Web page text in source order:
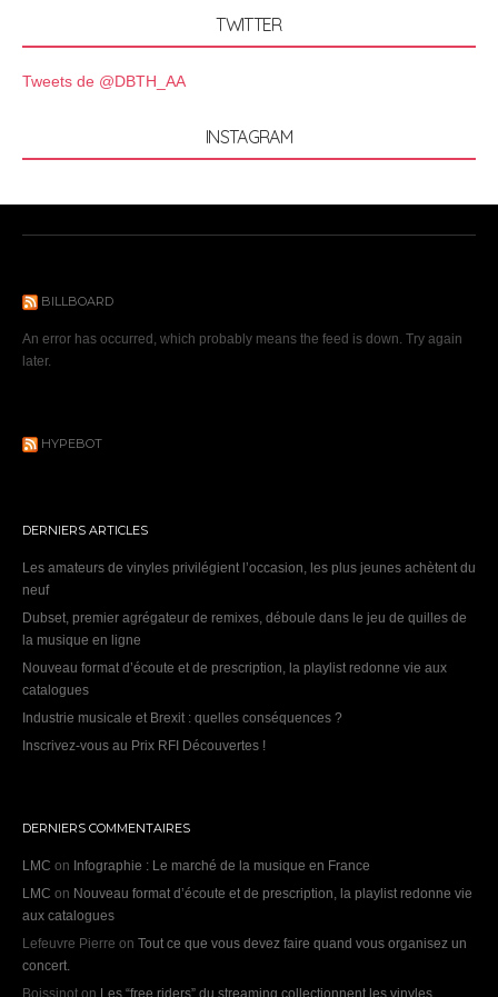
TWITTER
Tweets de @DBTH_AA
INSTAGRAM
BILLBOARD
An error has occurred, which probably means the feed is down. Try again
later.
HYPEBOT
DERNIERS ARTICLES
Les amateurs de vinyles privilégient l’occasion, les plus jeunes achètent du
neuf
Dubset, premier agrégateur de remixes, déboule dans le jeu de quilles de
la musique en ligne
Nouveau format d’écoute et de prescription, la playlist redonne vie aux
catalogues
Industrie musicale et Brexit : quelles conséquences ?
Inscrivez-vous au Prix RFI Découvertes !
DERNIERS COMMENTAIRES
LMC on Infographie : Le marché de la musique en France
LMC on Nouveau format d’écoute et de prescription, la playlist redonne vie
aux catalogues
Lefeuvre Pierre on Tout ce que vous devez faire quand vous organisez un
concert.
Boissinot on Les “free riders” du streaming collectionnent les vinyles